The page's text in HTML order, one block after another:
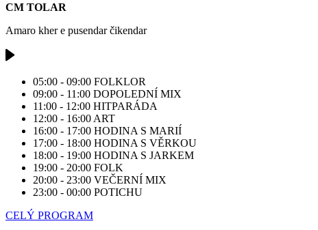
CM TOLAR
Amaro kher e pusendar čikendar
05:00 - 09:00 FOLKLOR
09:00 - 11:00 DOPOLEDNÍ MIX
11:00 - 12:00 HITPARÁDA
12:00 - 16:00 ART
16:00 - 17:00 HODINA S MARIÍ
17:00 - 18:00 HODINA S VĚRKOU
18:00 - 19:00 HODINA S JARKEM
19:00 - 20:00 FOLK
20:00 - 23:00 VEČERNÍ MIX
23:00 - 00:00 POTICHU
CELÝ PROGRAM